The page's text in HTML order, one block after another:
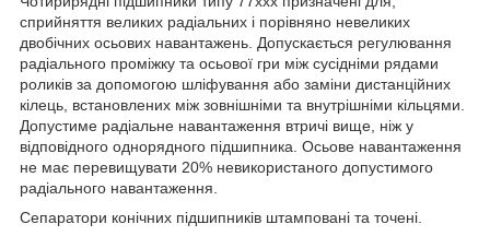
сприйняття великих радіальних і порівняно невеликих
двобічних осьових навантажень. Допускається регулювання
радіального проміжку та осьової гри між сусідніми рядами
роликів за допомогою шліфування або заміни дистанційних
кілець, встановлених між зовнішніми та внутрішніми кільцями.
Допустиме радіальне навантаження втричі вище, ніж у
відповідного однорядного підшипника. Осьове навантаження
не має перевищувати 20% невикористаного допустимого
радіального навантаження.
Сепаратори конічних підшипників штамповані та точені.